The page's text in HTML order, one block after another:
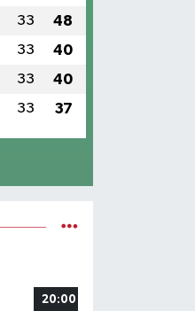
33 48
33 40
33 40
33 37
20:00